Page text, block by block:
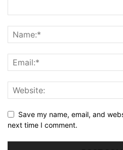
Save my name, email, and
next time I comment.